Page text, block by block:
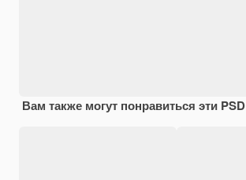
Вам также могут понравиться эти PSD